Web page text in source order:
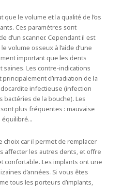
que le volume et la qualité de l’os
Ces paramètres sont
d’un scanner. Cependant il est
volume osseux à l’aide d’une
important que les dents
saines. Les contre-indications
principalement d’irradiation de la
infectieuse (infection
bactéries de la bouche). Les
plus fréquentes : mauvaise
choix car il permet de remplacer
affecter les autres dents, et offre
confortable. Les implants ont une
d’années. Si vous êtes
tous les porteurs d’implants,